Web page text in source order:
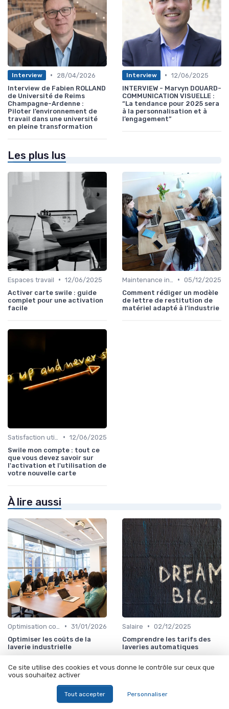
Interview •
28/04/2026
Interview de Fabien ROLLAND
de Université de Reims
Champagne-Ardenne :
Piloter l’environnement de
travail dans une université
en pleine transformation
Interview • 12/06/2025
INTERVIEW - Marvyn DOUARD-
COMMUNICATION VISUELLE :
“La tendance pour 2025 sera
à la personnalisation et à
l’engagement”
Les plus lus
Espaces travail • 12/06/2025
Activer carte swile : guide
complet pour une activation
facile
• 05/12/2025
Comment rédiger un modèle
de lettre de restitution de
matériel adapté à l’industrie
• 12/06/2025
Swile mon compte : tout ce
que vous devez savoir sur
l'activation et l'utilisation de
votre nouvelle carte
À lire aussi
• 31/01/2026
Optimiser les coûts de la
laverie industrielle
Salaire • 02/12/2025
Comprendre les tarifs des
laveries automatiques
Ce site utilise des cookies et vous donne le contrôle sur ceux que
vous souhaitez activer
Tout accepter Personnaliser